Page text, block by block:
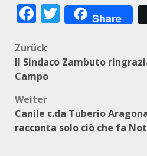
Facebook
Twitter
Share
Zurück
Il Sindaco Zambuto
Campo
Weiter
Canile c.da Tuberio
racconta solo ciò che fa